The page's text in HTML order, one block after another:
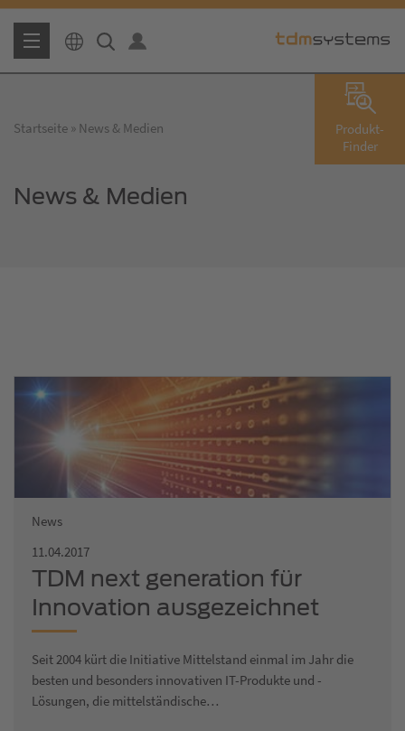
Produkt-
Finder
Startseite News & Medien
News & Medien
News
11.04.2017
TDM next generation für
Innovation ausgezeichnet
Seit 2004 kürt die Initiative Mittelstand einmal im Jahr die
besten und besonders innovativen IT-Produkte und -
Lösungen, die mittelständische…